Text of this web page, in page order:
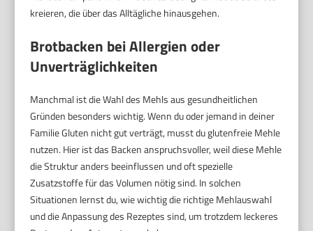
kreieren, die über das Alltägliche hinausgehen.
Brotbacken bei Allergien oder
Unverträglichkeiten
Manchmal ist die Wahl des Mehls aus gesundheitlichen
Gründen besonders wichtig. Wenn du oder jemand in deiner
Familie Gluten nicht gut verträgt, musst du glutenfreie Mehle
nutzen. Hier ist das Backen anspruchsvoller, weil diese Mehle
die Struktur anders beeinflussen und oft spezielle
Zusatzstoffe für das Volumen nötig sind. In solchen
Situationen lernst du, wie wichtig die richtige Mehlauswahl
und die Anpassung des Rezeptes sind, um trotzdem leckeres